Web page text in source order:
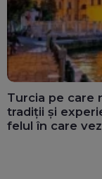
Turcia pe care
tradiții și
felul în care